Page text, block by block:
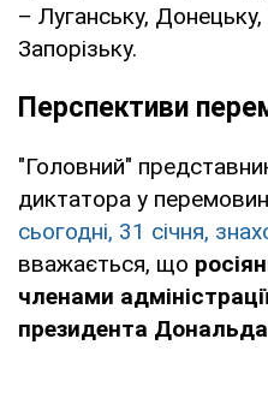
– Луганську,
Запорізьку.
Перспективи
"Головний"
диктатора у
сьогодні, 31 січня,
вважається, що
членами
президента